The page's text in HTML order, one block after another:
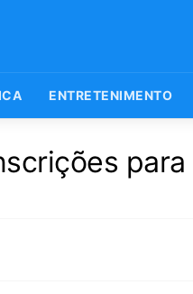
ENTRETENIMENTO